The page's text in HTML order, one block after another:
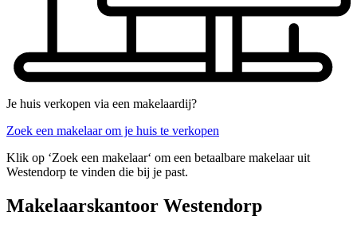
Je huis verkopen via een makelaardij?
Zoek een makelaar om je huis te verkopen
Klik op ‘Zoek een makelaar‘ om een betaalbare makelaar uit
Westendorp te vinden die bij je past.
Makelaarskantoor Westendorp